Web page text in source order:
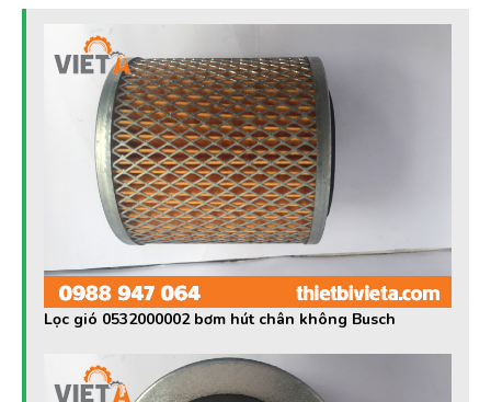
Lọc gió 0532000002 bơm hút chân không Busch